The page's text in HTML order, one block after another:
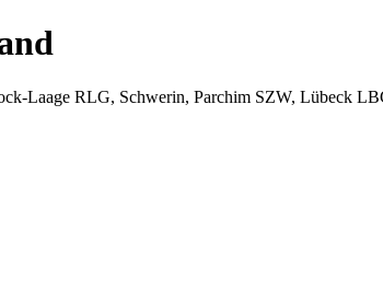
Laage RLG, Schwerin, Parchim SZW, Lübeck